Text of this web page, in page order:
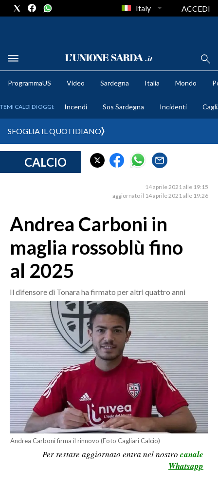
METEO
CRONACA SARDEGNA
MEDIO CAMPIDANO
SASSARI E PROVINCIA
GALLURA
NUORO E PROVINCIA
OGLIASTRA
AGENDA
CRONACA
ITALIA
MONDO
POLITICA
ECONOMIA
SERVIZI ALLE IMPRESE
Italy ACCEDI
ProgrammaUS Video Sardegna Italia Mondo
TEMI CALDI DI OGGI: Incendi Sos Sardegna Incidenti
SFOGLIA IL QUOTIDIANO
CALCIO
14 aprile 2021 alle 19:15
aggiornato il 14 aprile 2021 alle 19:26
Andrea Carboni in
maglia rossoblù fino
al 2025
Il difensore di Tonara ha firmato per altri quattro anni
Andrea Carboni firma il rinnovo (Foto Cagliari Calcio)
Per restare aggiornato entra nel nostro canale
Whatsapp